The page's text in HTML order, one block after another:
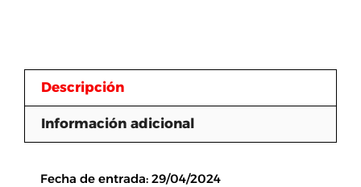
Descripción
Información adicional
Fecha de entrada: 29/04/2024